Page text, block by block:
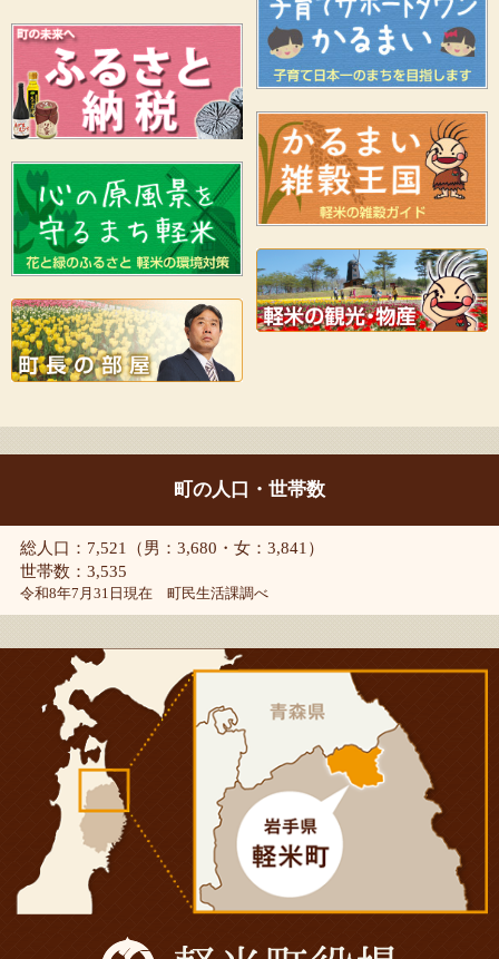
町の人口・世帯数
総人口：7,521（男：3,680・女：3,841）
世帯数：3,535
令和8年7月31日現在 町民生活課調べ